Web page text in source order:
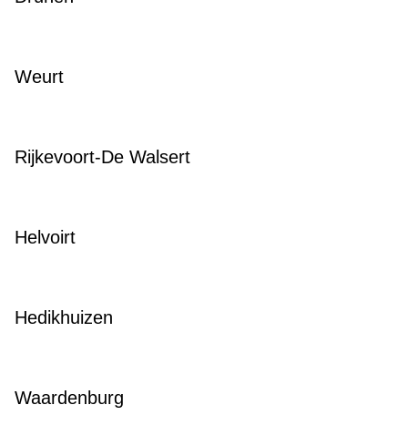
Weurt
Rijkevoort-De Walsert
Helvoirt
Hedikhuizen
Waardenburg